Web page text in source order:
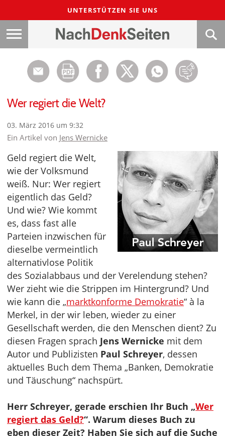
UNTERSTÜTZEN SIE UNS
Wer regiert die Welt?
03. März 2016 um 9:32
Ein Artikel von Jens Wernicke
Geld regiert die Welt,
wie der Volksmund
weiß. Nur: Wer regiert
eigentlich das Geld?
Und wie? Wie kommt
es, dass fast alle
Parteien inzwischen für
dieselbe vermeintlich
alternativlose Politik
des Sozialabbaus und der Verelendung stehen?
Wer zieht wie die Strippen im Hintergrund? Und
wie kann die „marktkonforme Demokratie“ à la
Merkel, in der wir leben, wieder zu einer
Gesellschaft werden, die den Menschen dient? Zu
diesen Fragen sprach Jens Wernicke mit dem
Autor und Publizisten Paul Schreyer, dessen
aktuelles Buch dem Thema „Banken, Demokratie
und Täuschung“ nachspürt.
Herr Schreyer, gerade erschien Ihr Buch „Wer
regiert das Geld?“. Warum dieses Buch zu
eben dieser Zeit? Haben Sie sich auf die Suche